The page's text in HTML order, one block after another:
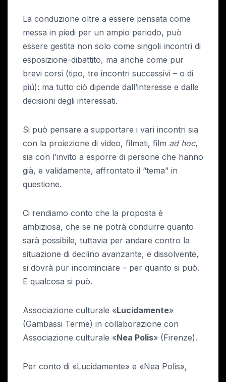
La conduzione oltre a essere pensata come
messa in piedi per un ampio periodo, può
essere gestita non solo come singoli incontri di
esposizione-dibattito, ma anche come pur
brevi corsi (tipo, tre incontri successivi – o di
piú): ma tutto ciò dipende dall’interesse e dalle
decisioni degli interessati.
Si può pensare a supportare i vari incontri sia
con la proiezione di video, filmati, film ad hoc,
sia con l’invito a esporre di persone che hanno
già, e validamente, affrontato il “tema” in
questione.
Ci rendiamo conto che la proposta è
ambiziosa, che se ne potrà condurre quanto
sarà possibile, tuttavia per andare contro la
situazione di declino avanzante, e dissolvente,
si dovrà pur incominciare – per quanto si può.
E qualcosa si può.
Associazione culturale «Lucidamente»
(Gambassi Terme) in collaborazione con
Associazione culturale «Nea Polis» (Firenze).
Per conto di «Lucidamente» e «Nea Polis»,